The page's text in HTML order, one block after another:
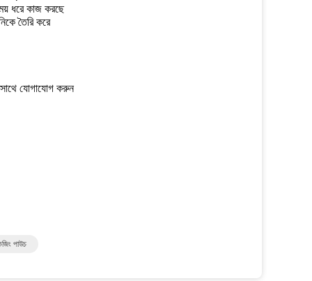
ধরে কাজ করছে
তৈরি করে
যোগাযোগ করুন
পাউচ